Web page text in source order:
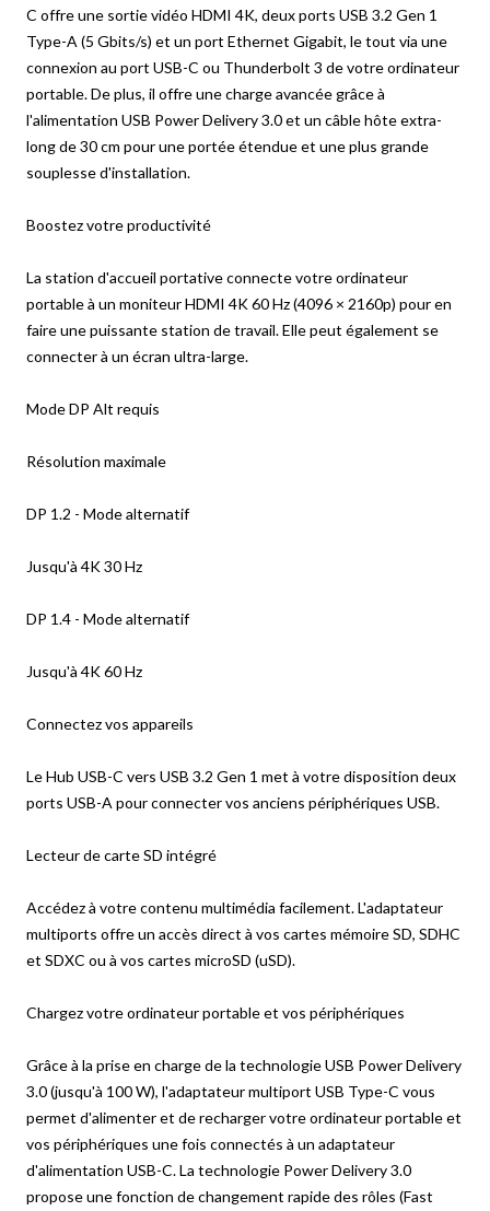
C offre une sortie vidéo HDMI 4K, deux ports USB 3.2 Gen 1
Type-A (5 Gbits/s) et un port Ethernet Gigabit, le tout via une
connexion au port USB-C ou Thunderbolt 3 de votre ordinateur
portable. De plus, il offre une charge avancée grâce à
l'alimentation USB Power Delivery 3.0 et un câble hôte extra-
long de 30 cm pour une portée étendue et une plus grande
souplesse d'installation.
Boostez votre productivité
La station d'accueil portative connecte votre ordinateur
portable à un moniteur HDMI 4K 60 Hz (4096 × 2160p) pour en
faire une puissante station de travail. Elle peut également se
connecter à un écran ultra-large.
Mode DP Alt requis
Résolution maximale
DP 1.2 - Mode alternatif
Jusqu'à 4K 30 Hz
DP 1.4 - Mode alternatif
Jusqu'à 4K 60 Hz
Connectez vos appareils
Le Hub USB-C vers USB 3.2 Gen 1 met à votre disposition deux
ports USB-A pour connecter vos anciens périphériques USB.
Lecteur de carte SD intégré
Accédez à votre contenu multimédia facilement. L'adaptateur
multiports offre un accès direct à vos cartes mémoire SD, SDHC
et SDXC ou à vos cartes microSD (uSD).
Chargez votre ordinateur portable et vos périphériques
Grâce à la prise en charge de la technologie USB Power Delivery
3.0 (jusqu'à 100 W), l'adaptateur multiport USB Type-C vous
permet d'alimenter et de recharger votre ordinateur portable et
vos périphériques une fois connectés à un adaptateur
d'alimentation USB-C. La technologie Power Delivery 3.0
propose une fonction de changement rapide des rôles (Fast